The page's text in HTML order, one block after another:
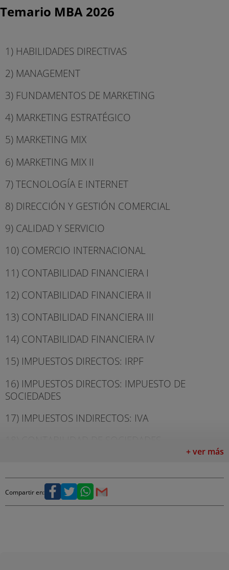
Temario MBA 2026
1) HABILIDADES DIRECTIVAS
2) MANAGEMENT
3) FUNDAMENTOS DE MARKETING
4) MARKETING ESTRATÉGICO
5) MARKETING MIX
6) MARKETING MIX II
7) TECNOLOGÍA E INTERNET
8) DIRECCIÓN Y GESTIÓN COMERCIAL
9) CALIDAD Y SERVICIO
10) COMERCIO INTERNACIONAL
11) CONTABILIDAD FINANCIERA I
12) CONTABILIDAD FINANCIERA II
13) CONTABILIDAD FINANCIERA III
14) CONTABILIDAD FINANCIERA IV
15) IMPUESTOS DIRECTOS: IRPF
16) IMPUESTOS DIRECTOS: IMPUESTO DE
SOCIEDADES
17) IMPUESTOS INDIRECTOS: IVA
20) MERCADOS MONETARIOS NACIONALES E
INTERNACIONALES
+ ver más
Compartir en: